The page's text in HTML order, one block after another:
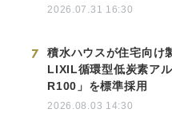
2026.07.31 16:30
7
積水ハウスが住宅向け
LIXIL循環型低炭素ア
R100」を標準採用
2026.08.03 14:30